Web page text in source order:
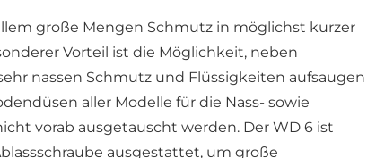
große Mengen Schmutz in möglichst kurzer
Vorteil ist die Möglichkeit, neben
nassen Schmutz und Flüssigkeiten aufsaugen
aller Modelle für die Nass- sowie
vorab ausgetauscht werden. Der WD 6 ist
ausgestattet, um große